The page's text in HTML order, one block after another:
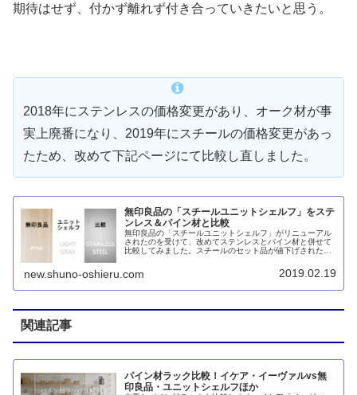
期待はせず、付かず離れず付き合っていきたいと思う。
2018年にステンレスの価格変更があり、オーク材が事
実上廃番になり、2019年にスチールの価格変更があっ
たため、改めて下記ページにて比較し直しました。
無印良品の「スチールユニットシェルフ」をステ
ンレス＆パイン材と比較
無印良品の「スチールユニットシェルフ」がリニューアル
されたのを受けて、改めてステンレスとパイン材と併せて
比較してみました。スチールのセット品が値下げされたこ
ションパーツの多さでは現状はステンレスのほうが優位と
言えます。
new.shuno-oshieru.com 2019.02.19
関連記事
パイン材ラック比較！イケア・イーヴァルvs無
印良品・ユニットシェルフほか